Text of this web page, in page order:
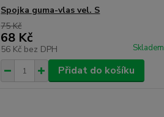
Spojka guma-vlas vel. S
75 Kč
68 Kč
56 Kč bez DPH Skladem
Přidat do košíku